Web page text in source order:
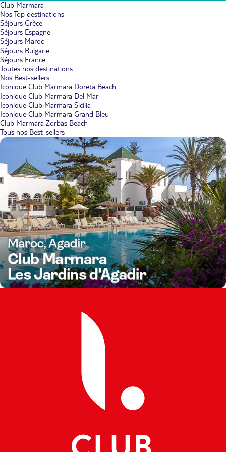
Club Marmara
Nos Top destinations
Séjours Grèce
Séjours Espagne
Séjours Maroc
Séjours Bulgarie
Séjours France
Toutes nos destinations
Nos Best-sellers
Iconique Club Marmara Doreta Beach
Iconique Club Marmara Del Mar
Iconique Club Marmara Sicilia
Iconique Club Marmara Grand Bleu
Club Marmara Zorbas Beach
Tous nos Best-sellers